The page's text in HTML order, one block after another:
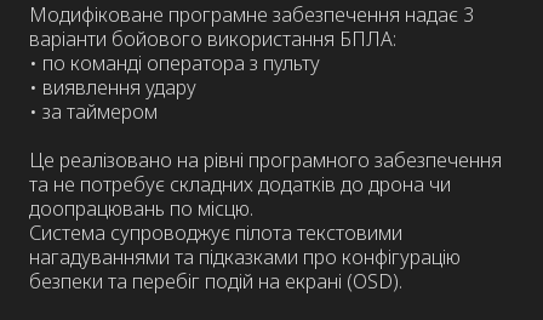
Модифіковане програмне забезпечення надає 3
варіанти бойового використання БПЛА:
• по команді оператора з пульту
• виявлення удару
• за таймером
Це реалізовано на рівні програмного забезпечення
та не потребує складних додатків до дрона чи
доопрацювань по місцю.
Система супроводжує пілота текстовими
нагадуваннями та підказками про конфігурацію
безпеки та перебіг подій на екрані (OSD).